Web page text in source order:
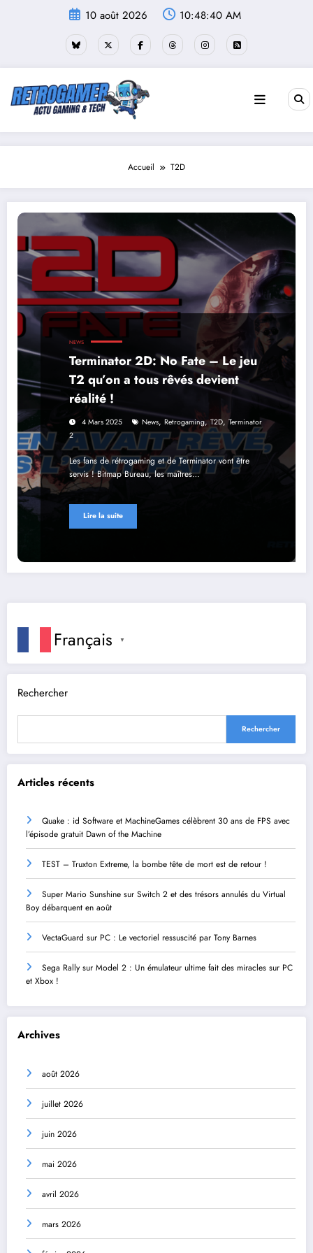
10 août 2026 10:48:41 AM
Accueil T2D
NEWS
Terminator 2D: No Fate – Le jeu
T2 qu’on a tous rêvés devient
réalité !
4 Mars 2025 News, Retrogaming,T2D, Terminator
2
Les fans de rétrogaming et de Terminator vont être
servis ! Bitmap Bureau, les maîtres…
Lire la suite
Français ▼
Rechercher
Rechercher
Articles récents
Quake : id Software et MachineGames célèbrent 30 ans de FPS avec
l’épisode gratuit Dawn of the Machine
TEST – Truxton Extreme, la bombe tête de mort est de retour !
Super Mario Sunshine sur Switch 2 et des trésors annulés du Virtual
Boy débarquent en août
VectaGuard sur PC : Le vectoriel ressuscité par Tony Barnes
Sega Rally sur Model 2 : Un émulateur ultime fait des miracles sur PC
et Xbox !
Archives
août 2026
juillet 2026
juin 2026
mai 2026
avril 2026
mars 2026